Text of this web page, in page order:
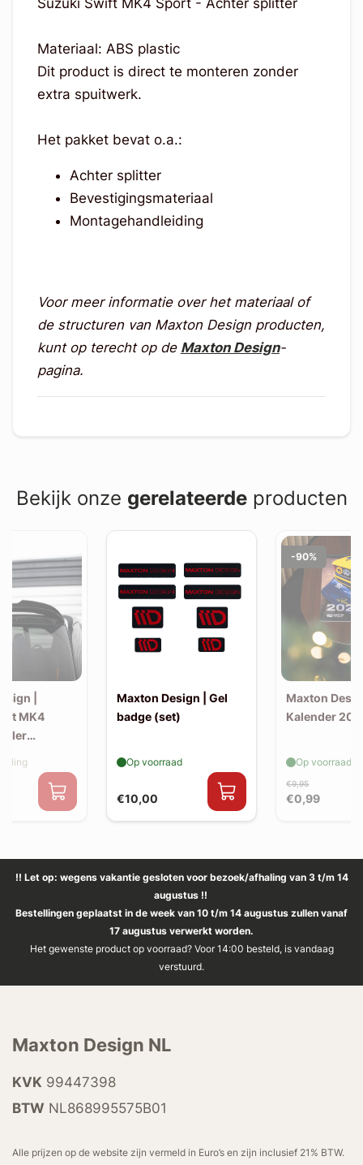
Suzuki Swift MK4 Sport - Achter splitter
Materiaal: ABS plastic
Dit product is direct te monteren zonder
extra spuitwerk.
Het pakket bevat o.a.:
Achter splitter
Bevestigingsmateriaal
Montagehandleiding
Voor meer informatie over het materiaal of
de structuren van Maxton Design producten,
kunt op terecht op de Maxton Design-
pagina.
Bekijk onze gerelateerdeproducten
|
MK4
Maxton Design | Gel
badge (set)
€10,00
Op voorraad
-90%
Maxton
Kalender
€9,95
€0,99
Op voorraad
!! Let op: wegens vakantie gesloten voor bezoek/afhaling van 3 t/m 14
augustus !!
Bestellingen geplaatst in de week van 10 t/m 14 augustus zullen vanaf
17 augustus verwerkt worden.
Het gewenste product op voorraad? Voor 14:00 besteld, is vandaag
verstuurd.
Maxton Design NL
KVK 99447398
BTW NL868995575B01
Alle prijzen op de website zijn vermeld in Euro’s en zijn inclusief 21% BTW.